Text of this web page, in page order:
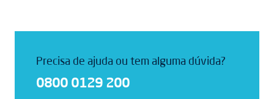
Precisa de ajuda ou tem alguma dúvida?
0800 0129 200